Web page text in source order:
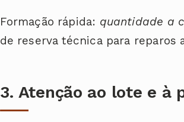
Formação rápida: quantidade a
de reserva técnica para reparos
3. Atenção ao lote e à